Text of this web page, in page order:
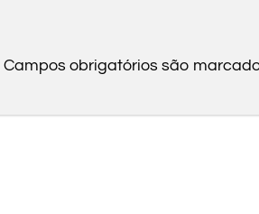
Campos obrigatórios são